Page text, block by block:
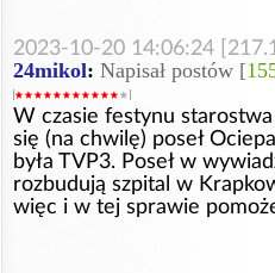
2023-10-20 14:06:24
24mikol: Napisał postów [
W czasie festynu
się (na chwilę) poseł
była TVP3. Poseł w
rozbudują szpital w
więc i w tej sprawie